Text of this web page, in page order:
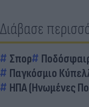
Διάβασε
Σπορ
Παγκόσμιο
ΗΠΑ (Ηνωμένες